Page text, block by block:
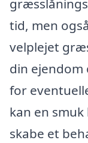
tid, men
velplejet
din
for
kan en
skabe et